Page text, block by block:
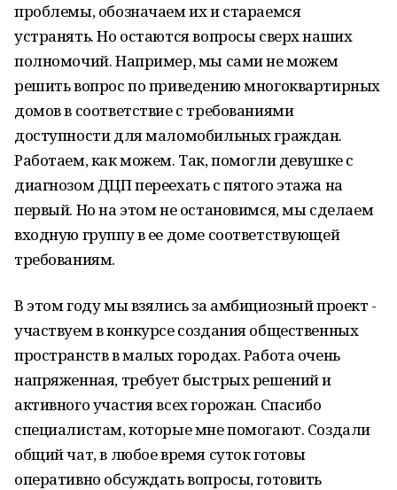
проблемы, обозначаем их и стараемся
устранять. Но остаются вопросы сверх наших
полномочий. Например, мы сами не можем
решить вопрос по приведению многоквартирных
домов в соответствие с требованиями
доступности для маломобильных граждан.
Работаем, как можем. Так, помогли девушке с
диагнозом ДЦП переехать с пятого этажа на
первый. Но на этом не остановимся, мы сделаем
входную группу в ее доме соответствующей
требованиям.
В этом году мы взялись за амбициозный проект -
участвуем в конкурсе создания общественных
пространств в малых городах. Работа очень
напряженная, требует быстрых решений и
активного участия всех горожан. Спасибо
специалистам, которые мне помогают. Создали
общий чат, в любое время суток готовы
оперативно обсуждать вопросы, готовить